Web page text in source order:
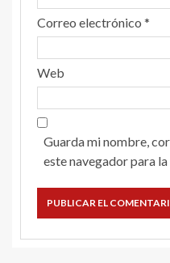
Correo electrónico *
Web
Guarda mi nombre,
este navegador para